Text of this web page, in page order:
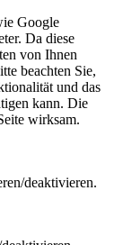
Google
Da diese
von Ihnen
beachten Sie,
und das
kann. Die
wirksam.
deaktivieren.